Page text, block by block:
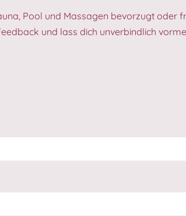
Pool und Massagen bevorzugt
und lass dich unverbindlich